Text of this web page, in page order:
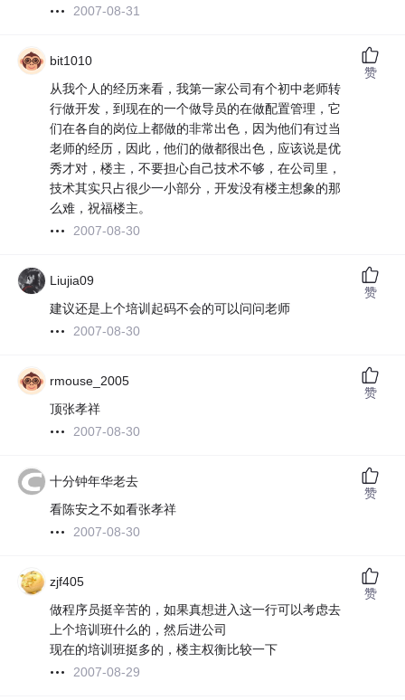
2007-08-31
bit1010
从我个人的经历来看，我第一家公司有个初中老师转
行做开发，到现在的一个做导员的在做配置管理，它
们在各自的岗位上都做的非常出色，因为他们有过当
老师的经历，因此，他们的做都很出色，应该说是优
秀才对，楼主，不要担心自己技术不够，在公司里，
技术其实只占很少一小部分，开发没有楼主想象的那
么难，祝福楼主。
2007-08-30
赞
Liujia09
建议还是上个培训起码不会的可以问问老师
2007-08-30
赞
rmouse_2005
顶张孝祥
2007-08-30
赞
十分钟年华老去
看陈安之不如看张孝祥
2007-08-30
赞
zjf405
做程序员挺辛苦的，如果真想进入这一行可以考虑去
上个培训班什么的，然后进公司
现在的培训班挺多的，楼主权衡比较一下
2007-08-29
赞